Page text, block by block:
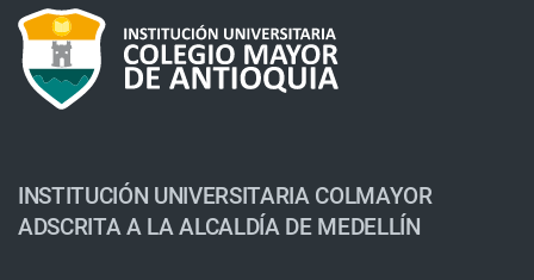
INSTITUCIÓN UNIVERSITARIA COLMAYOR
ADSCRITA A LA ALCALDÍA DE MEDELLÍN